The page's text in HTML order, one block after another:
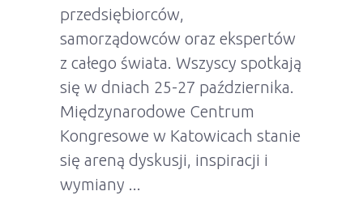
przedsiębiorców,
samorządowców oraz ekspertów
z całego świata. Wszyscy spotkają
się w dniach 25-27 października.
Międzynarodowe Centrum
Kongresowe w Katowicach stanie
się areną dyskusji, inspiracji i
wymiany